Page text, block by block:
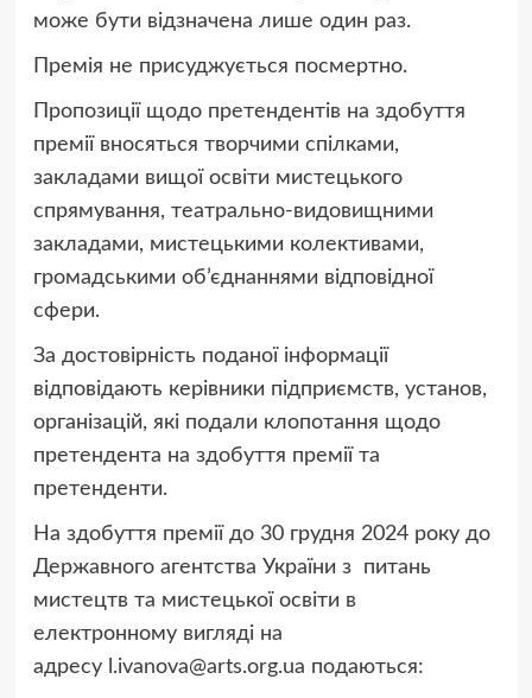
може бути відзначена лише один раз.
Премія не присуджується посмертно.
Пропозиції щодо претендентів на здобуття
премії вносяться творчими спілками,
закладами вищої освіти мистецького
спрямування, театрально-видовищними
закладами, мистецькими колективами,
громадськими об’єднаннями відповідної
сфери.
За достовірність поданої інформації
відповідають керівники підприємств, установ,
організацій, які подали клопотання щодо
претендента на здобуття премії та
претенденти.
На здобуття премії до 30 грудня 2024 року до
Державного агентства України з питань
мистецтв та мистецької освіти в
електронному вигляді на
адресу l.ivanova@arts.org.ua подаються: